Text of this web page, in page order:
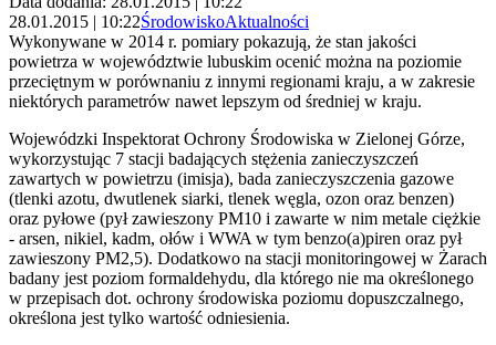
28.01.2015 | 10:22ŚrodowiskoAktualności
Wykonywane w 2014 r. pomiary pokazują, że stan jakości
powietrza w województwie lubuskim ocenić można na poziomie
przeciętnym w porównaniu z innymi regionami kraju, a w zakresie
niektórych parametrów nawet lepszym od średniej w kraju.
Wojewódzki Inspektorat Ochrony Środowiska w Zielonej Górze,
wykorzystując 7 stacji badających stężenia zanieczyszczeń
zawartych w powietrzu (imisja), bada zanieczyszczenia gazowe
(tlenki azotu, dwutlenek siarki, tlenek węgla, ozon oraz benzen)
oraz pyłowe (pył zawieszony PM10 i zawarte w nim metale ciężkie
- arsen, nikiel, kadm, ołów i WWA w tym benzo(a)piren oraz pył
zawieszony PM2,5). Dodatkowo na stacji monitoringowej w Żarach
badany jest poziom formaldehydu, dla którego nie ma określonego
w przepisach dot. ochrony środowiska poziomu dopuszczalnego,
określona jest tylko wartość odniesienia.